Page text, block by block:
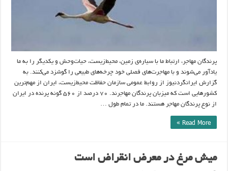
پرندگان مهاجر، ارتباط ما با سیاره‌ی زمین، محیط‌زیست، حیات‌وحش و یکدیگر را به ما
یادآور می‌شوند و با مهاجرت‌های فصلی خود چرخه‌های طبیعی را گوشزد می‌کنند. به
گزارش ایرانگردنیوز از روابط عمومی سازمان حفاظت محیط‌زیست، ایران از مهم‌ترین
کشورهایی است که میزبان پرندگان مهاجرند. ۷۰ درصد از ۵۶۰ گونه پرنده در ایران
از نوع پرندگان مهاجر هستند. ما در تمام طول …
Read More »
میش مرغ در معرض انقراض است